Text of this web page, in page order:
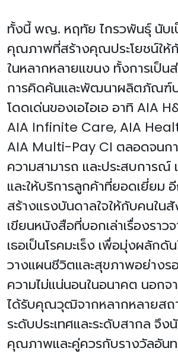
ทั้งนี้ พญ. หฤทัย ไกรวพันธุ์ นับ
คุณภาพที่สร้างคุณประโยชน์ให้
ในหลากหลายแขนง ทั้งการเป็
การคิดค้นและพัฒนาผลิตภัณฑ์
โดดเด่นของเอไอเอ อาทิ AIA
AIA Infinite Care, AIA
AIA Multi-Pay CI ตลอดจนกา
ความสามารถ และประสบการณ์
และให้บริการลูกค้าที่ยอดเยี่ยม
สร้างแรงบันดาลใจให้กับคนใน
เขียนหนังสือที่บอกเล่าเรื่องราว
เธอเป็นโรคมะเร็ง เพื่อมุ่งผลักดั
วางแผนชีวิตและสุขภาพอย่าง
ความไม่แน่นอนในอนาคต นอกจ
ได้รับคุณวุฒิจากหลากหลายสถ
ระดับประเทศและระดับสากล จึง
คุณภาพและคู่ควรกับรางวัลอัน